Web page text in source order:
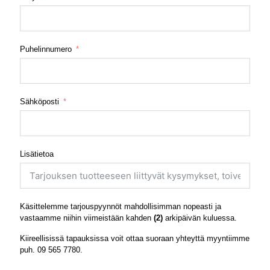
Puhelinnumero
Sähköposti
Lisätietoa
Käsittelemme tarjouspyynnöt mahdollisimman nopeasti ja
vastaamme niihin viimeistään kahden (2) arkipäivän kuluessa.
Kiireellisissä tapauksissa voit ottaa suoraan yhteyttä myyntiimme
puh. 09 565 7780